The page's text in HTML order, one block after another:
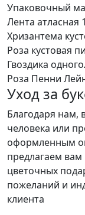
Упаковочный
Лента атласная
Хризантема
Роза кустовая
Гвоздика
Роза Пенни
Уход за
Благодаря нам,
человека или
оформленным
предлагаем вам
цветочных
пожеланий и
клиента